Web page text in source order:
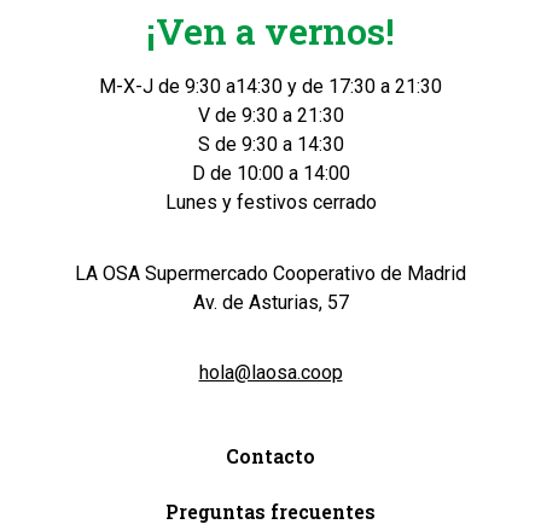
¡Ven a vernos!
M-X-J de 9:30 a14:30 y de 17:30 a 21:30
V de 9:30 a 21:30
S de 9:30 a 14:30
D de 10:00 a 14:00
Lunes y festivos cerrado
LA OSA Supermercado Cooperativo de Madrid
Av. de Asturias, 57
hola@laosa.coop
Contacto
Preguntas frecuentes